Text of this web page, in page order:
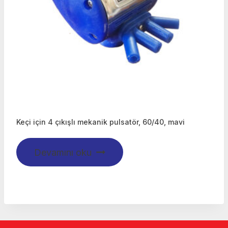
Keçi için 4 çıkışlı mekanik pulsatör, 60/40, mavi
Devamını oku